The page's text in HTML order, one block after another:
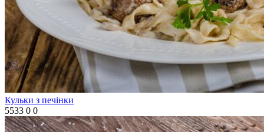
Кульки з печінки
5533 0 0